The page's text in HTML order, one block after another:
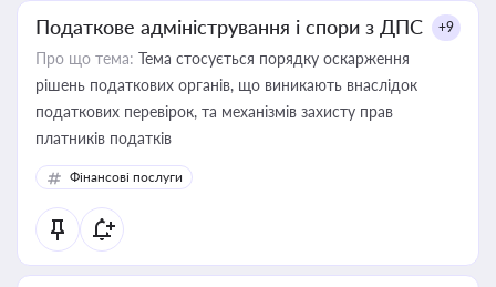
Податкове адміністрування і спори з ДПС +9
Про що тема: Тема стосується порядку оскарження
рішень податкових органів, що виникають внаслідок
податкових перевірок, та механізмів захисту прав
платників податків
Фінансові послуги